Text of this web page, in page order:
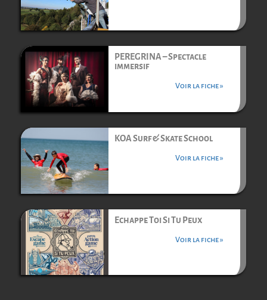
PEREGRINA – Spectacle
immersif
Voir la fiche »
KOA Surf & Skate School
Voir la fiche »
Echappe Toi Si Tu Peux
Voir la fiche »